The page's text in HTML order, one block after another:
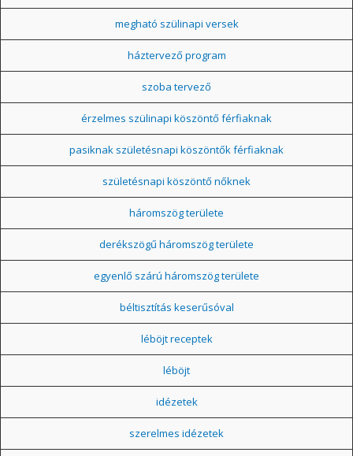
megható szülinapi versek
háztervező program
szoba tervező
érzelmes szülinapi köszöntő férfiaknak
pasiknak születésnapi köszöntők férfiaknak
születésnapi köszöntő nőknek
háromszög területe
derékszögű háromszög területe
egyenlő szárú háromszög területe
béltisztítás keserűsóval
léböjt receptek
léböjt
idézetek
szerelmes idézetek